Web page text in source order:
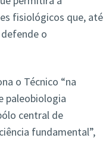
fisiológicos que, até
o
o Técnico “na
paleobiologia
central de
fundamental”,